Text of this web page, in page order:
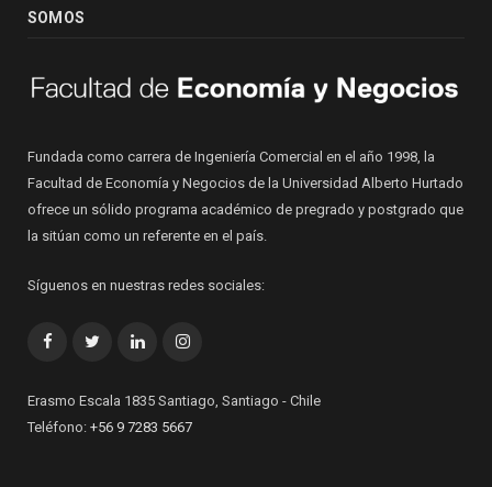
SOMOS
Fundada como carrera de Ingeniería Comercial en el año 1998, la
Facultad de Economía y Negocios de la Universidad Alberto Hurtado
ofrece un sólido programa académico de pregrado y postgrado que
la sitúan como un referente en el país.
Síguenos en nuestras redes sociales:
FacebookTwitterLinkedInInstagram
Erasmo Escala 1835 Santiago, Santiago - Chile
Teléfono: +56 9 7283 5667